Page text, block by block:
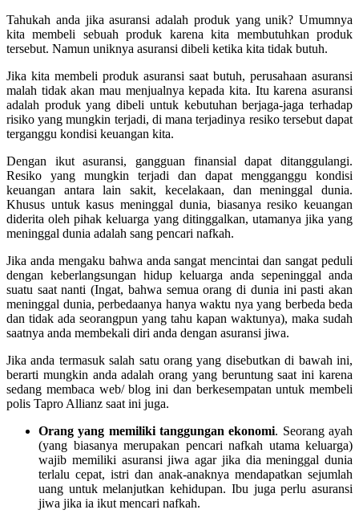
Tahukah anda jika asuransi adalah produk yang unik? Umumnya
kita membeli sebuah produk karena kita membutuhkan produk
tersebut. Namun uniknya asuransi dibeli ketika kita tidak butuh.
Jika kita membeli produk asuransi saat butuh, perusahaan asuransi
malah tidak akan mau menjualnya kepada kita. Itu karena asuransi
adalah produk yang dibeli untuk kebutuhan berjaga-jaga terhadap
risiko yang mungkin terjadi, di mana terjadinya resiko tersebut dapat
terganggu kondisi keuangan kita.
Dengan ikut asuransi, gangguan finansial dapat ditanggulangi.
Resiko yang mungkin terjadi dan dapat mengganggu kondisi
keuangan antara lain sakit, kecelakaan, dan meninggal dunia.
Khusus untuk kasus meninggal dunia, biasanya resiko keuangan
diderita oleh pihak keluarga yang ditinggalkan, utamanya jika yang
meninggal dunia adalah sang pencari nafkah.
Jika anda mengaku bahwa anda sangat mencintai dan sangat peduli
dengan keberlangsungan hidup keluarga anda sepeninggal anda
suatu saat nanti (Ingat, bahwa semua orang di dunia ini pasti akan
meninggal dunia, perbedaanya hanya waktu nya yang berbeda beda
dan tidak ada seorangpun yang tahu kapan waktunya), maka sudah
saatnya anda membekali diri anda dengan asuransi jiwa.
Jika anda termasuk salah satu orang yang disebutkan di bawah ini,
berarti mungkin anda adalah orang yang beruntung saat ini karena
sedang membaca web/ blog ini dan berkesempatan untuk membeli
polis Tapro Allianz saat ini juga.
Orang yang memiliki tanggungan ekonomi. Seorang ayah
(yang biasanya merupakan pencari nafkah utama keluarga)
wajib memiliki asuransi jiwa agar jika dia meninggal dunia
terlalu cepat, istri dan anak-anaknya mendapatkan sejumlah
uang untuk melanjutkan kehidupan. Ibu juga perlu asuransi
jiwa jika ia ikut mencari nafkah.